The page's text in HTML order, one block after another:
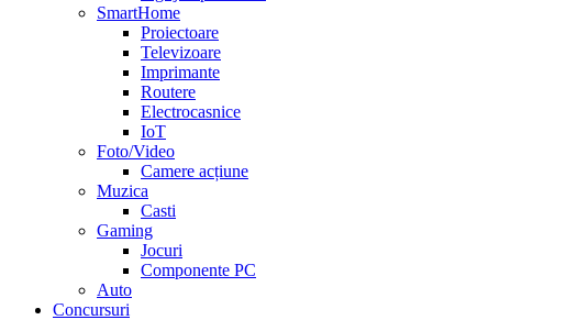
SmartHome
Proiectoare
Televizoare
Imprimante
Routere
Electrocasnice
IoT
Foto/Video
Camere acțiune
Muzica
Casti
Gaming
Jocuri
Componente PC
Auto
Concursuri